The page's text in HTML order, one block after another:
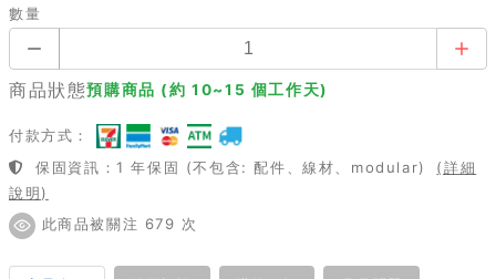
數量
商品狀態預購商品 (約 10~15 個工作天)
付款方式：
保固資訊：1 年保固 (不包含: 配件、線材、modular)
(詳細
說明)
此商品被關注 679 次